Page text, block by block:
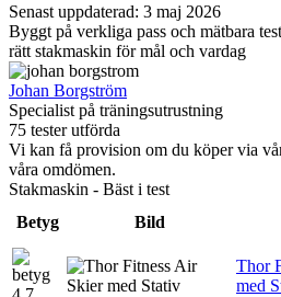
Senast uppdaterad: 3 maj 2026
Byggt på verkliga pass och mätbara
rätt stakmaskin för mål och vardag
Johan Borgström
Specialist på träningsutrustning
75 tester utförda
Vi kan få provision om du köper via
våra omdömen.
Stakmaskin - Bäst i test
Betyg
Bild
Thor
med